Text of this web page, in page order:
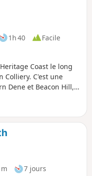
1h 40
Facile
Coast le long
Colliery. C'est une
Dene et Beacon Hill,
Colliery.
7 jours